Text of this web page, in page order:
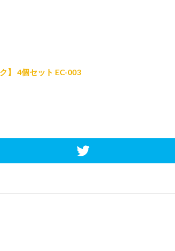
】 4個セット EC-003